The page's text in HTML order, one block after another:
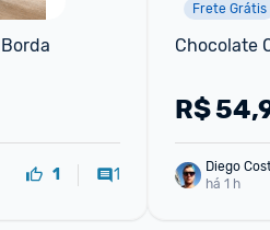
1 1
Frete Grátis
Chocolate
R$
Diego
há 1 h